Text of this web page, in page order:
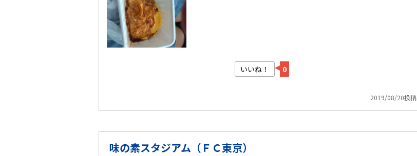
いいね！ 0
2019/08/20投稿
味の素スタジアム（ＦＣ東京）